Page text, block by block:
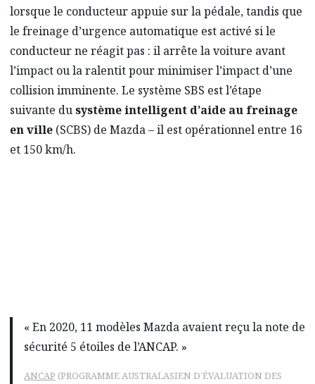
lorsque le conducteur appuie sur la pédale, tandis que
le freinage d’urgence automatique est activé si le
conducteur ne réagit pas : il arrête la voiture avant
l’impact ou la ralentit pour minimiser l’impact d’une
collision imminente. Le système SBS est l’étape
suivante dusystème intelligent d’aide au freinage
en ville (SCBS) de Mazda – il est opérationnel entre 16
et 150 km/h.
« En 2020, 11 modèles Mazda avaient reçu la note de
sécurité 5 étoiles de l’ANCAP. »
ANCAP (PROGRAMME AUSTRALASIEN D’ÉVALUATION DES